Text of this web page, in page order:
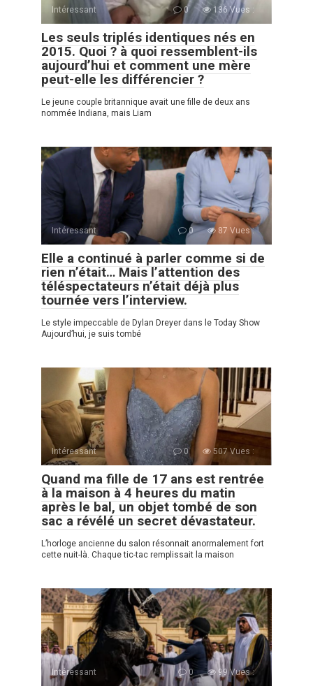
Intéressant 0 136 Vues :
Les seuls triplés identiques nés en
2015. Quoi ? à quoi ressemblent-ils
aujourd’hui et comment une mère
peut-elle les différencier ?
Le jeune couple britannique avait une fille de deux ans
nommée Indiana, mais Liam
Intéressant 0 87 Vues :
Elle a continué à parler comme si de
rien n’était… Mais l’attention des
téléspectateurs n’était déjà plus
tournée vers l’interview.
Le style impeccable de Dylan Dreyer dans le Today Show
Aujourd’hui, je suis tombé
Intéressant 0 507 Vues :
Quand ma fille de 17 ans est rentrée
à la maison à 4 heures du matin
après le bal, un objet tombé de son
sac a révélé un secret dévastateur.
L’horloge ancienne du salon résonnait anormalement fort
cette nuit-là. Chaque tic-tac remplissait la maison
Intéressant 0 99 Vues :